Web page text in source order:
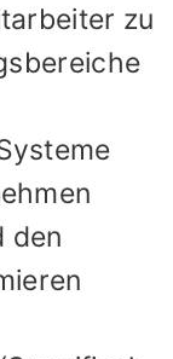
zu
den